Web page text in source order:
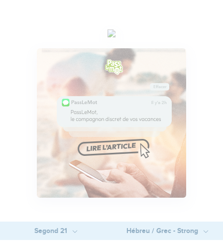
Segond 21 Hébreu / Grec - Strong